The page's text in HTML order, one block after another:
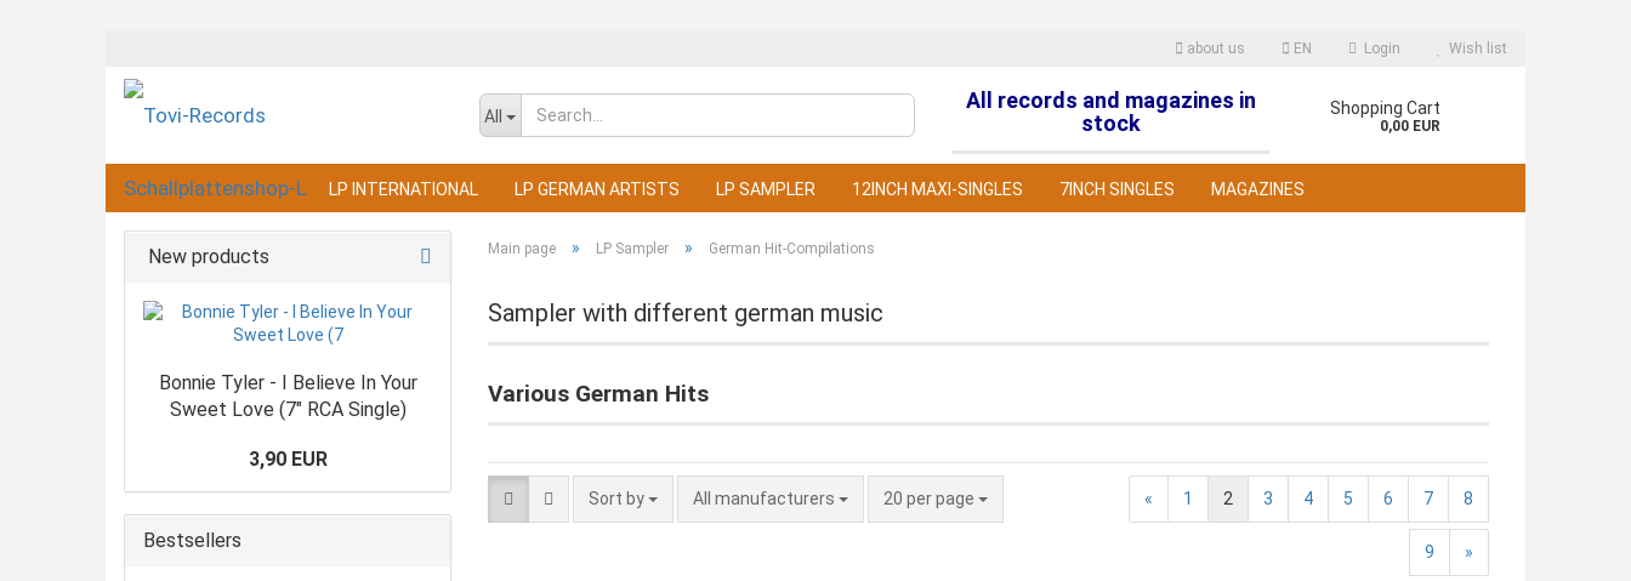
about us EN
Change language
Login
Forgot password?
Wish list
All
All records and magazines in
stock
Shopping Cart
0,00 EUR
LP INTERNATIONAL LP GERMAN ARTISTS LP SAMPLER 12INCH MAXI-SINGLES 7INCH SINGLES MAGAZINES
Main page » LP Sampler » German Hit-Compilations
Sampler with different german music
Various German Hits
Sort by All manufacturers 20 per page « 1 2 3 4 5 6 7 8
9 »
New products
Bonnie Tyler - I Believe In Your
Sweet Love (7" RCA Single)
3,90 EUR
Bestsellers